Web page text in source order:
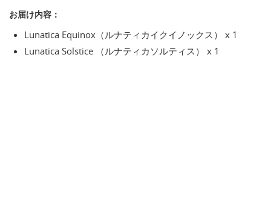
お届け内容：
Lunatica Equinox（ルナティカイクイノックス） x 1
Lunatica Solstice （ルナティカソルティス） x 1